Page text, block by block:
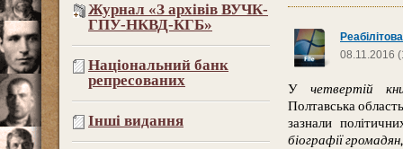
Журнал «З архівів ВУЧК-
ГПУ-НКВД-КГБ»
Національний банк
репресованих
Інші видання
08.11.2016
У четвертій
Полтавська
зазнали
біографії громадян